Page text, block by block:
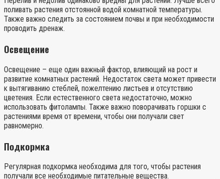
поливать растения отстоянной водой комнатной температуры.
Также важно следить за состоянием почвы и при необходимости
проводить дренаж.
Освещение
Освещение – еще один важный фактор, влияющий на рост и
развитие комнатных растений. Недостаток света может привести
к вытягиванию стеблей, пожелтению листьев и отсутствию
цветения. Если естественного света недостаточно, можно
использовать фитолампы. Также важно поворачивать горшки с
растениями время от времени, чтобы они получали свет
равномерно.
Подкормка
Регулярная подкормка необходима для того, чтобы растения
получали все необходимые питательные вещества.